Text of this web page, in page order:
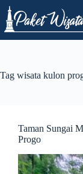
Skip
content
Tag wisata kulon
Taman Sungai
Progo